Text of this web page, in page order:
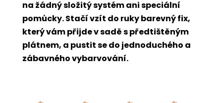
na žádný složitý systém ani speciální
pomůcky. Stačí vzít do ruky barevný fix,
který vám přijde v sadě s předtištěným
plátnem, a pustit se do jednoduchého a
zábavného vybarvování.